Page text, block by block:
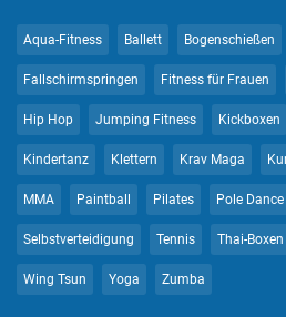
Aqua-Fitness Ballett Bogenschießen
Fallschirmspringen Fitness für Frauen
Hip Hop Jumping Fitness Kickboxen
Kindertanz Klettern Krav Maga
MMA Paintball Pilates Pole Dance
Selbstverteidigung Tennis Thai-Boxen
Wing Tsun Yoga Zumba